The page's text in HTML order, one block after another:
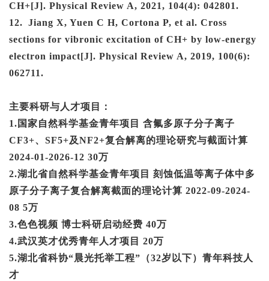
CH+[J]. Physical Review A, 2021, 104(4): 042801.
12. Jiang X, Yuen C H, Cortona P, et al. Cross
sections for vibronic excitation of CH+ by low-energy
electron impact[J]. Physical Review A, 2019, 100(6):
062711.
主要科研与人才项目：
1. 国家自然科学基金青年项目 含氟多原子分子离子
CF3+、SF5+及NF2+复合解离的理论研究与截面计算
2024-01-2026-12 30万
2.湖北省自然科学基金青年项目 刻蚀低温等离子体中多
原子分子离子复合解离截面的理论计算 2022-09-2024-
08 5万
3.色色视频 博士科研启动经费 40万
4.武汉英才优秀青年人才项目 20万
5.湖北省科协“晨光托举工程”（32岁以下）青年科技人
才